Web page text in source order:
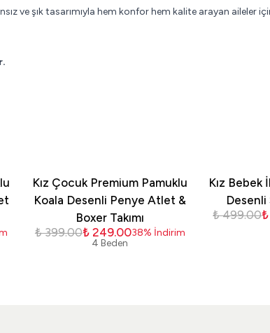
ve şık tasarımıyla hem konfor hem kalite arayan aileler
Kız Çocuk Premium Pamuklu
Koala Desenli Penye Atlet &
Boxer Takımı
₺ 399.00₺ 249.0038% İndirim
4 Beden
Kız Bebek
Desenli
₺ 499.00